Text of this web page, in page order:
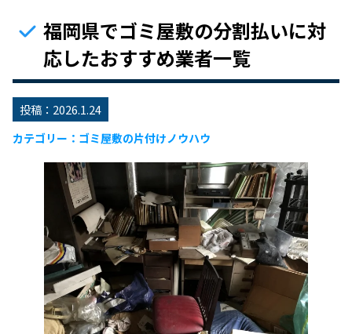
福岡県でゴミ屋敷の分割払いに対
応したおすすめ業者一覧
投稿： 2026.1.24
ゴミ屋敷の片付けノウハウ